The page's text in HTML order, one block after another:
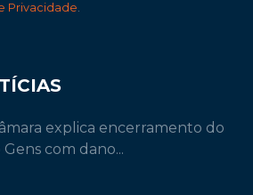
Privacidade.
explica encerramento do
com dano...